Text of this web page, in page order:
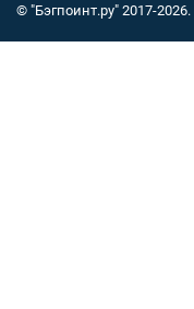
© "Бэгпоинт.ру" 2017-2026.